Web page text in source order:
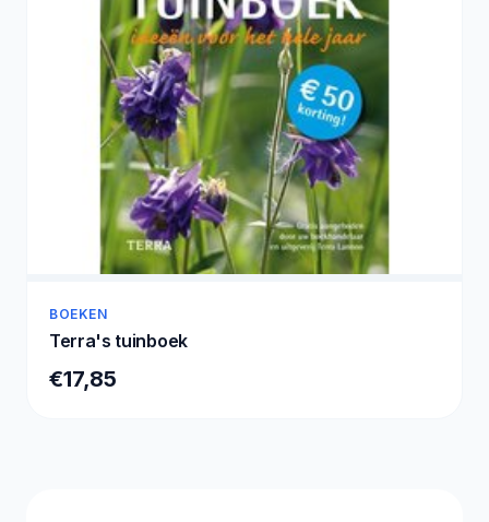
BOEKEN
Terra's tuinboek
€17,85